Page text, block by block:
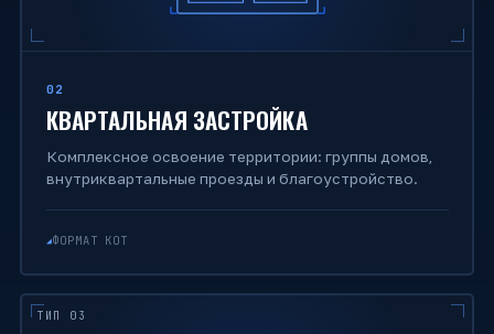
02
КВАРТАЛЬНАЯ ЗАСТРОЙКА
Комплексное освоение территории: группы домов,
внутриквартальные проезды и благоустройство.
ФОРМАТ КОТ
ТИП 03